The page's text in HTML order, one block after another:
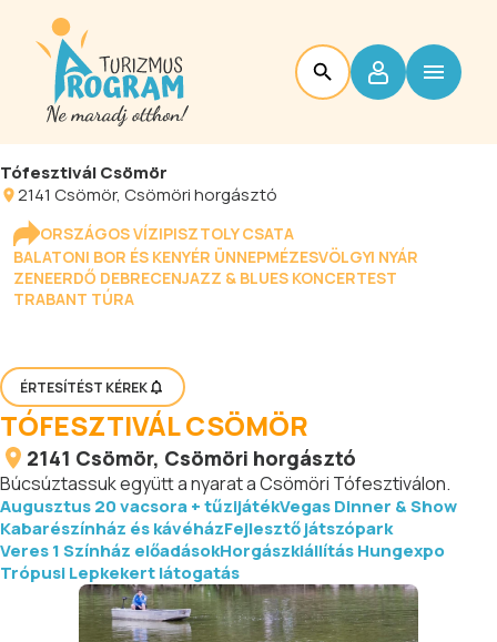
Tófesztivál Csömör
2141 Csömör, Csömöri horgásztó
ORSZÁGOS VÍZIPISZTOLY CSATA
BALATONI BOR ÉS KENYÉR ÜNNEPMÉZESVÖLGYI NYÁR
ZENEERDŐ DEBRECENJAZZ & BLUES KONCERTEST
TRABANT TÚRA
ÉRTESÍTÉST KÉREK
TÓFESZTIVÁL CSÖMÖR
2141 Csömör, Csömöri horgásztó
Búcsúztassuk együtt a nyarat a Csömöri Tófesztiválon.
Augusztus 20 vacsora + tűzijátékVegas Dinner & Show
Kabarészínház és kávéházFejlesztő játszópark
Veres 1 Színház előadásokHorgászkiállítás Hungexpo
Trópusi Lepkekert látogatás